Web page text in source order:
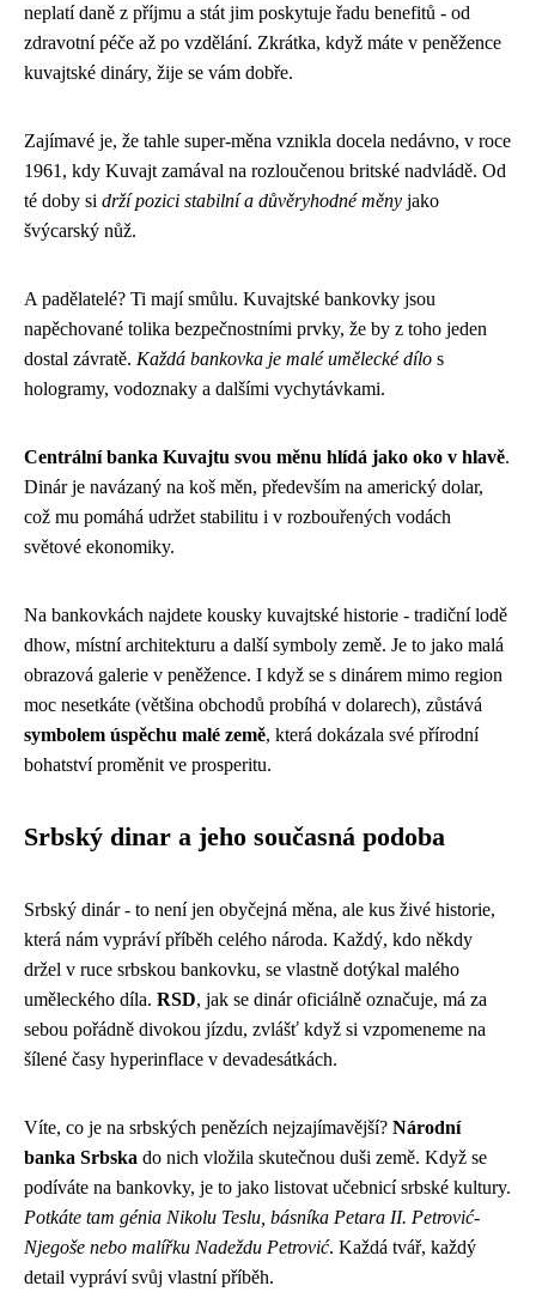
neplatí daně z příjmu a stát jim poskytuje řadu benefitů - od
zdravotní péče až po vzdělání. Zkrátka, když máte v peněžence
kuvajtské dináry, žije se vám dobře.
Zajímavé je, že tahle super-měna vznikla docela nedávno, v roce
1961, kdy Kuvajt zamával na rozloučenou britské nadvládě. Od
té doby si drží pozici stabilní a důvěryhodné měny jako
švýcarský nůž.
A padělatelé? Ti mají smůlu. Kuvajtské bankovky jsou
napěchované tolika bezpečnostními prvky, že by z toho jeden
dostal závratě. Každá bankovka je malé umělecké dílo s
hologramy, vodoznaky a dalšími vychytávkami.
Centrální banka Kuvajtu svou měnu hlídá jako oko v hlavě.
Dinár je navázaný na koš měn, především na americký dolar,
což mu pomáhá udržet stabilitu i v rozbouřených vodách
světové ekonomiky.
Na bankovkách najdete kousky kuvajtské historie - tradiční lodě
dhow, místní architekturu a další symboly země. Je to jako malá
obrazová galerie v peněžence. I když se s dinárem mimo region
moc nesetkáte (většina obchodů probíhá v dolarech), zůstává
symbolem úspěchu malé země, která dokázala své přírodní
bohatství proměnit ve prosperitu.
Srbský dinar a jeho současná podoba
Srbský dinár - to není jen obyčejná měna, ale kus živé historie,
která nám vypráví příběh celého národa. Každý, kdo někdy
držel v ruce srbskou bankovku, se vlastně dotýkal malého
uměleckého díla. RSD, jak se dinár oficiálně označuje, má za
sebou pořádně divokou jízdu, zvlášť když si vzpomeneme na
šílené časy hyperinflace v devadesátkách.
Víte, co je na srbských penězích nejzajímavější? Národní
banka Srbska do nich vložila skutečnou duši země. Když se
podíváte na bankovky, je to jako listovat učebnicí srbské kultury.
Potkáte tam génia Nikolu Teslu, básníka Petara II. Petrović-
Njegoše nebo malířku Nadeždu Petrović. Každá tvář, každý
detail vypráví svůj vlastní příběh.